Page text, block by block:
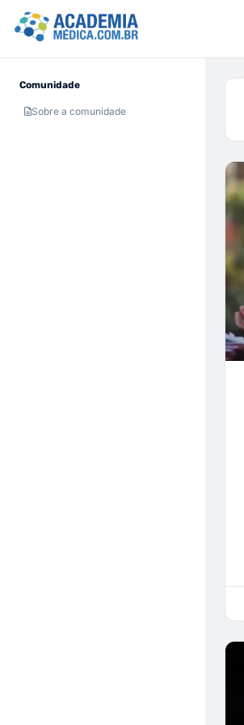
Comunidade
Sobre a comunidade